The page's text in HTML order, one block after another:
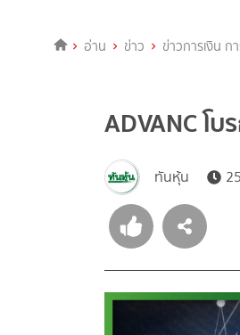
อ่าน ข่าว ข่าวการเงิน ก
ADVANC โ
ทันหุ้น